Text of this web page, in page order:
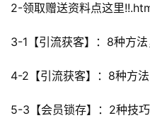
2-领取赠送资料点这里
3-1【引流获客】：8种方
4-2【引流获客】：8种方
5-3【会员锁存】：2种技